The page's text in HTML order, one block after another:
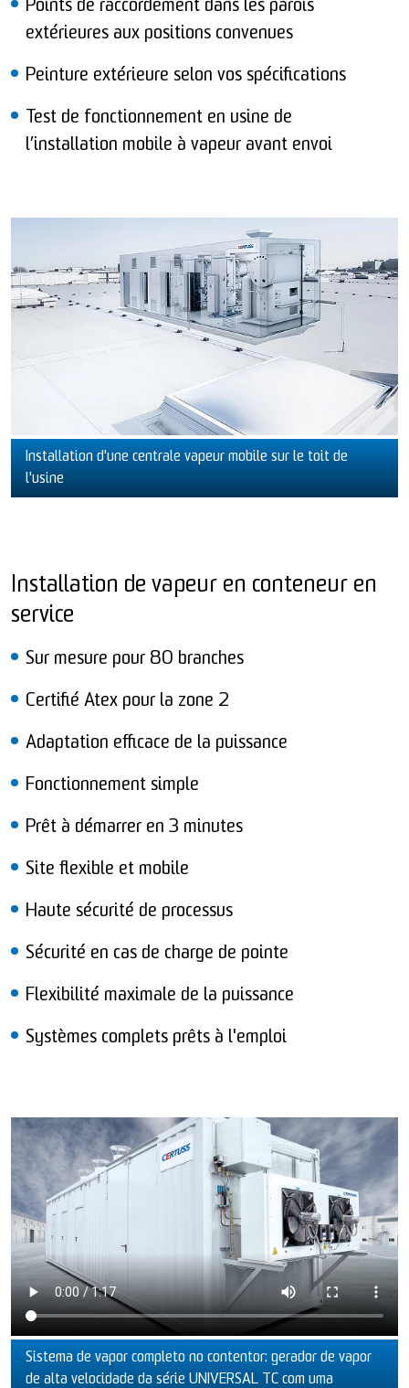
Points de raccordement dans les parois
extérieures aux positions convenues
Peinture extérieure selon vos spécifications
Test de fonctionnement en usine de
l’installation mobile à vapeur avant envoi
Installation d'une centrale vapeur mobile sur le toit de
l'usine
Installation de vapeur en conteneur en
service
Sur mesure pour 80 branches
Certifié Atex pour la zone 2
Adaptation efficace de la puissance
Fonctionnement simple
Prêt à démarrer en 3 minutes
Site flexible et mobile
Haute sécurité de processus
Sécurité en cas de charge de pointe
Flexibilité maximale de la puissance
Systèmes complets prêts à l'emploi
Sistema de vapor completo no contentor: gerador de vapor
de alta velocidade da série UNIVERSAL TC com uma